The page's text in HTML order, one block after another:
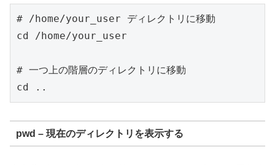
# /home/your_user ディレクトリに移動
cd /home/your_user
# 一つ上の階層のディレクトリに移動
pwd – 現在のディレクトリを表示する